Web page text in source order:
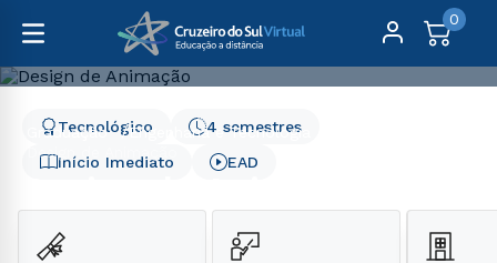
0
Graduação
Engenharia e Tecnologia
Design de Animação
Início Imediato
4 semestres
Tecnológico
EAD